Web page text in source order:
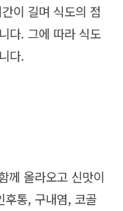
이 길며 식도의 점
다. 그에 따라 식도
다.
께 올라오고 신맛이
후통, 구내염, 코골